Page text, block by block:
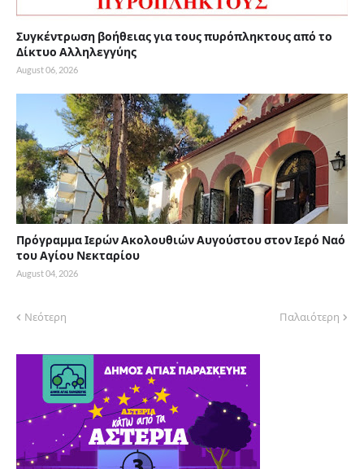
Συγκέντρωση βοήθειας για τους πυρόπληκτους από το
Δίκτυο Αλληλεγγύης
August 06, 2026
Πρόγραμμα Ιερών Ακολουθιών Αυγούστου στον Ιερό Ναό
του Αγίου Νεκταρίου
August 04, 2026
Νεότερη Παλαιότερη